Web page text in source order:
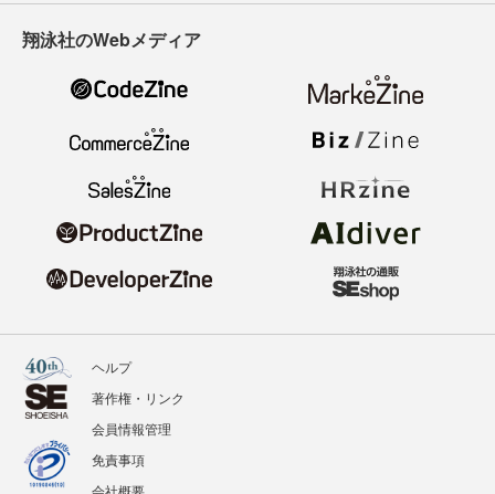
翔泳社のWebメディア
ヘルプ
著作権・リンク
会員情報管理
免責事項